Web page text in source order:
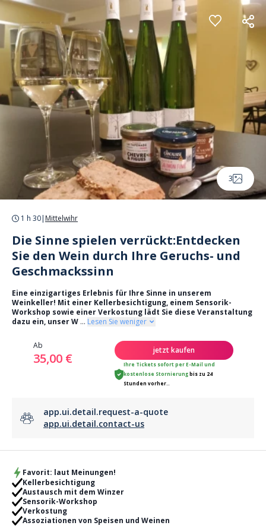
Cookie-Einstellungen
3
1 h 30| Mittelwihr
Die Sinne spielen verrückt:Entdecken
Sie den Wein durch Ihre Geruchs- und
Geschmackssinn
Eine einzigartiges Erlebnis für Ihre Sinne in unserem
Weinkeller! Mit einer Kellerbesichtigung, einem Sensorik-
Workshop sowie einer Verkostung lädt Sie diese Veranstaltung
dazu ein, unser W ... Lesen Sie weniger
Ab
35,00 €
jetzt kaufen
Ihre Tickets sofort per E-Mail und
kostenlose Stornierung bis zu 24
Stunden vorher..
app.ui.detail.request-a-quote
app.ui.detail.contact-us
Favorit: laut Meinungen!
Kellerbesichtigung
Austausch mit dem Winzer
Sensorik-Workshop
Verkostung
Assoziationen von Speisen und Weinen